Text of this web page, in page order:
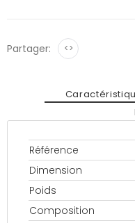
Partager: <>
Référence
Dimension
Poids
Composition